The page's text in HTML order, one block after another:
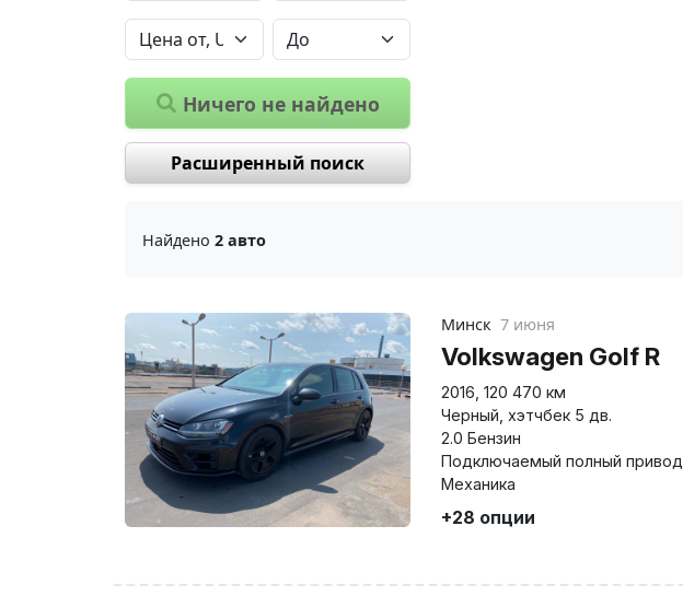
Ничего не найдено
Расширенный поиск
Найдено 2 авто
Минск 7 июня
Volkswagen Golf R
2016 120 470 км
Черный хэтчбек 5 дв.
2.0 Бензин
Подключаемый полный привод
Механика
+28 опции